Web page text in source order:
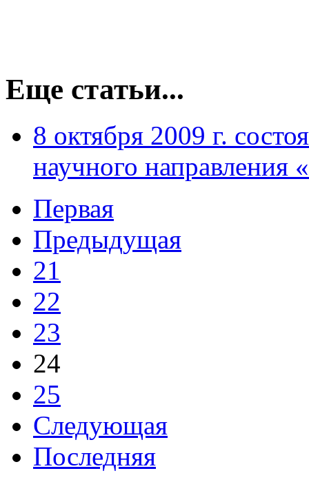
Еще статьи...
8 октября 2009 г.
научного направления
Первая
Предыдущая
21
22
23
24
25
Следующая
Последняя